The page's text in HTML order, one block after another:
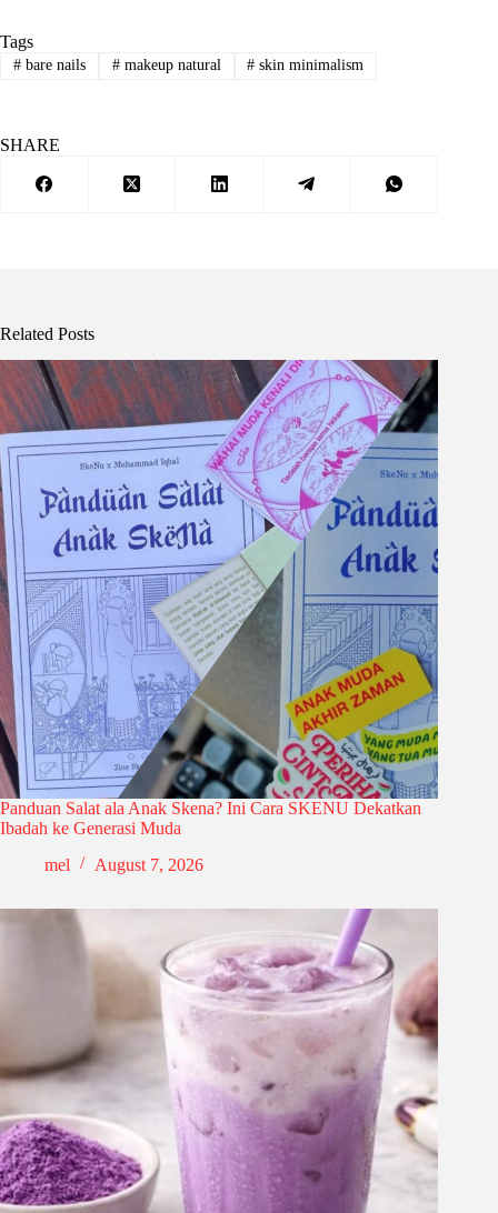
Tags
#bare nails #makeup natural # skin minimalism
SHARE
Related Posts
Panduan Salat ala Anak Skena? Ini Cara SKENU Dekatkan
Ibadah ke Generasi Muda
mel
August 7, 2026